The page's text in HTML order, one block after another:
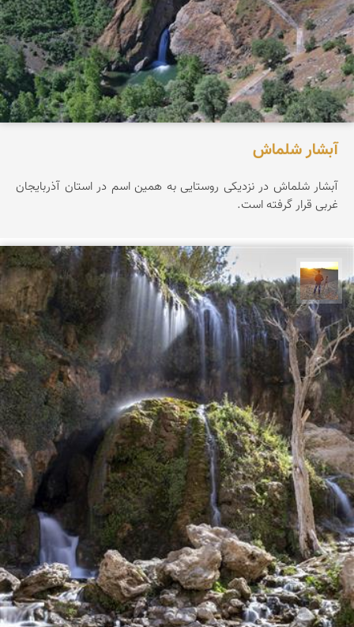
آبشار شلماش
آبشار شلماش در نزدیکی روستایی به همین اسم در استان آذربایجان
غربی قرار گرفته است.
مهدی مخلصیان